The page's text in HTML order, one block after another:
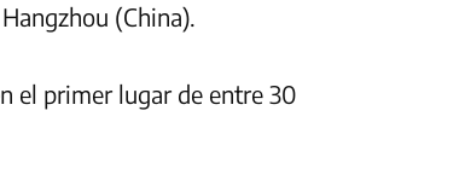
(China).
el primer lugar de entre 30